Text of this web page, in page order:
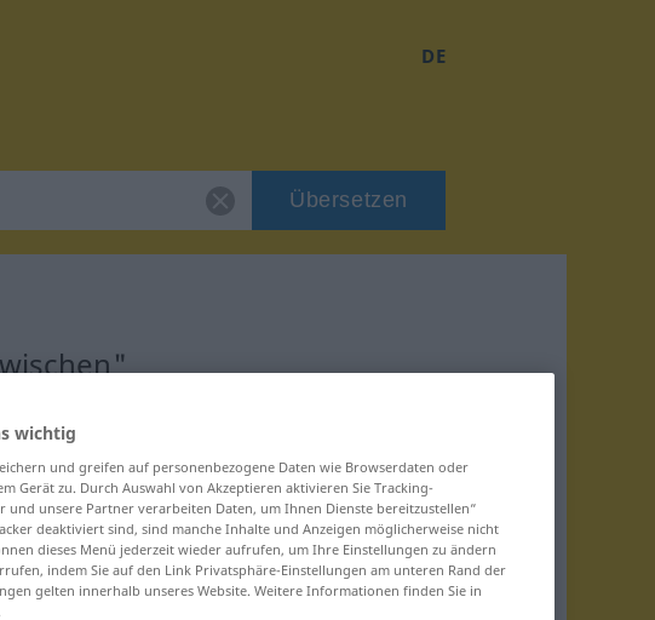
DE
Übersetzen
wichtig
und greifen auf personenbezogene Daten wie Browserdaten oder
Gerät zu. Durch Auswahl von Akzeptieren aktivieren Sie Tracking-
und unsere Partner verarbeiten Daten, um Ihnen Dienste bereitzustellen“
deaktiviert sind, sind manche Inhalte und Anzeigen möglicherweise nicht
dieses Menü jederzeit wieder aufrufen, um Ihre Einstellungen zu ändern
indem Sie auf den Link Privatsphäre-Einstellungen am unteren Rand der
gelten innerhalb unseres Website. Weitere Informationen finden Sie in